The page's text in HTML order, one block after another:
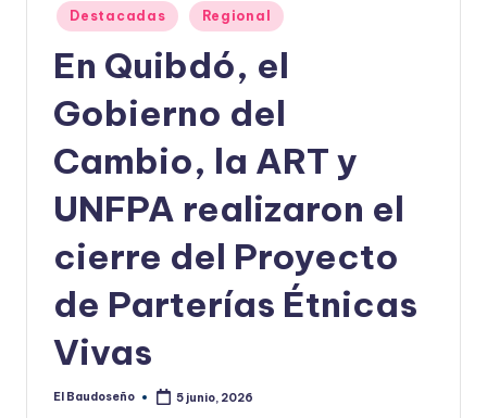
Publicado
en
Destacadas Regional
En Quibdó, el
Gobierno del
Cambio, la ART y
UNFPA realizaron el
cierre del Proyecto
de Parterías Étnicas
Vivas
Publicado
El Baudoseño 5 junio, 2026